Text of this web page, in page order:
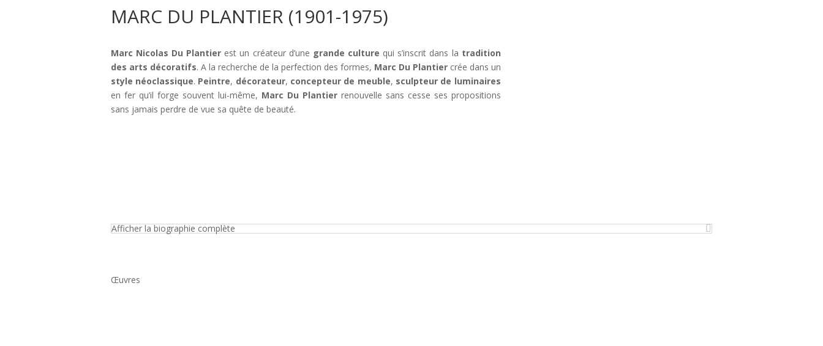
MARC DU PLANTIER (1901-1975)
Marc Nicolas Du Plantier est un créateur d’une grande culture qui s’inscrit dans la tradition
des arts décoratifs. A la recherche de la perfection des formes, Marc Du Plantiercrée dans un
style néoclassique. Peintre, décorateur, concepteur de meuble, sculpteur de luminaires
en fer qu’il forge souvent lui-même, Marc Du Plantierrenouvelle sans cesse ses propositions
sans jamais perdre de vue sa quête de beauté.
Afficher la biographie complète
Œuvres